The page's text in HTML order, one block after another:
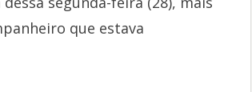
que estava